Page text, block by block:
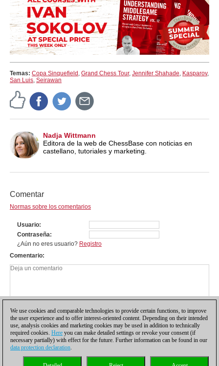
Temas: Copa Sinquefield , Grand Chess Tour, Jennifer Shahade, Kasparov,
San Luis, Seirawan
Nadja Wittmann
Editora de la web de ChessBase con noticias en
castellano, tutoriales y marketing.
Comentar
Normas sobre los comentarios
Usuario
Contraseña
¿Aún no eres usuario? Registro
Comentario
Política de privacidad |Para contactar Cookies Management
We use cookies and comparable technologies to provide certain functions, to improve
the user experience and to offer interest-oriented content. Depending on their intended
use, analysis cookies and marketing cookies may be used in addition to technically
required cookies. Here you can make detailed settings or revoke your consent (if
necessary partially) with effect for the future. Further information can be found in our
data protection declaration.